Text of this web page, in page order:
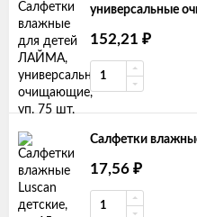
универсальные
152,21 ₽
Салфетки
17,56 ₽